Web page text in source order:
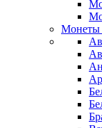
Монеты